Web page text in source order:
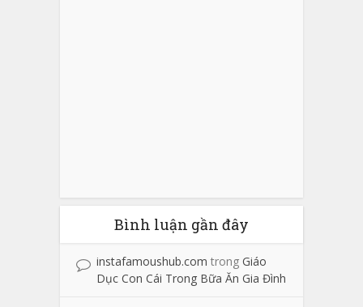
Bình luận gần đây
instafamoushub.com trong Giáo
Dục Con Cái Trong Bữa Ăn Gia Đình